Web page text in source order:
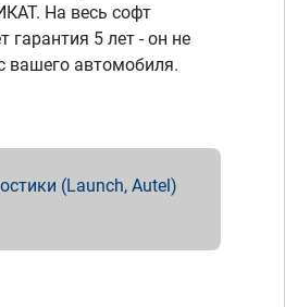
На весь софт
гарантия 5 лет - он не
вашего автомобиля.
(Launch, Autel)